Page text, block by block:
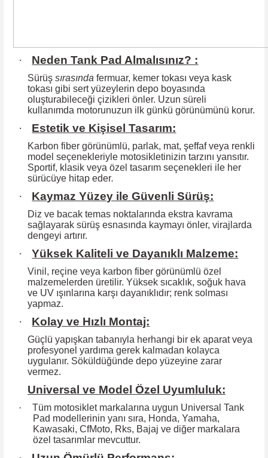
· Neden Tank Pad Almalısınız? :
Sürüş sırasında fermuar, kemer tokası veya kask
tokası gibi sert yüzeylerin depo boyasında
oluşturabileceği çizikleri önler. Uzun süreli
kullanımda motorunuzun ilk günkü görünümünü korur.
· Estetik ve Kişisel Tasarım:
Karbon fiber görünümlü, parlak, mat, şeffaf veya renkli
model seçenekleriyle motosikletinizin tarzını yansıtır.
Sportif, klasik veya özel tasarım seçenekleri ile her
sürücüye hitap eder.
· Kaymaz Yüzey ile Güvenli Sürüş:
Diz ve bacak temas noktalarında ekstra kavrama
sağlayarak sürüş esnasında kaymayı önler, virajlarda
dengeyi artırır.
· Yüksek Kaliteli ve Dayanıklı Malzeme:
Vinil, reçine veya karbon fiber görünümlü özel
malzemelerden üretilir. Yüksek sıcaklık, soğuk hava
ve UV ışınlarına karşı dayanıklıdır; renk solması
yapmaz.
· Kolay ve Hızlı Montaj:
Güçlü yapışkan tabanıyla herhangi bir ek aparat veya
profesyonel yardıma gerek kalmadan kolayca
uygulanır. Söküldüğünde depo yüzeyine zarar
vermez.
Universal ve Model Özel Uyumluluk:
·
Tüm motosiklet markalarına uygun Universal Tank
Pad modellerinin yanı sıra, Honda, Yamaha,
Kawasaki, CfMoto, Rks, Bajaj ve diğer markalara
özel tasarımlar mevcuttur.